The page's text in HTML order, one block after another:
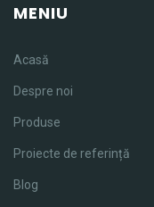
MENIU
Acasă
Despre noi
Produse
Proiecte de referință
Blog